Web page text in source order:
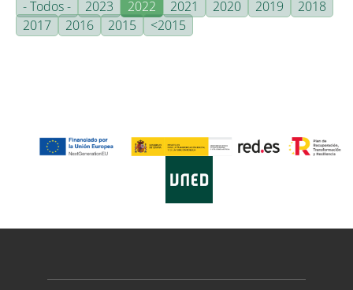
- Todos -
2023 2022 2021 2020 2019
2018
2017
2016 2015 <2015